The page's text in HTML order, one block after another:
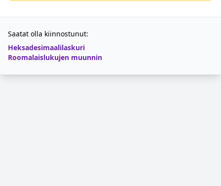
Saatat olla kiinnostunut:
Heksadesimaalilaskuri
Roomalaislukujen muunnin